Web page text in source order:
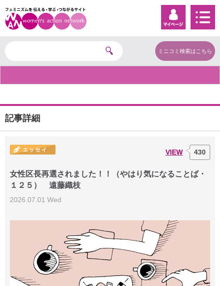
ミニコミ検索はこちら
記事詳細
VIEW 430
女性区長再選されました！！（やはり気になることば・
１２５） 遠藤織枝
2026.07.01 Wed